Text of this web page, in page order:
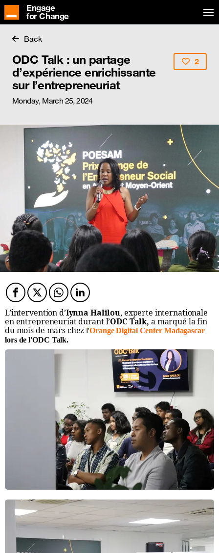
Engage
for Change
Back
ODC Talk : un partage
d’expérience enrichissante
sur l’entrepreneuriat
Monday, March 25, 2024
2
Facebook
TwitterTwitterTwitter
L’intervention d’Iynna Halilou, experte internationale
en entrepreneuriat durant l’ODC Talk, a marqué la fin
du mois de mars chez l'Orange Digital Center Madagascar
lors de l'ODC Talk.